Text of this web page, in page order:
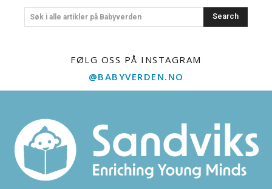
Søk i alle artikler på Babyverden Search
FØLG OSS PÅ INSTAGRAM
@BABYVERDEN.NO